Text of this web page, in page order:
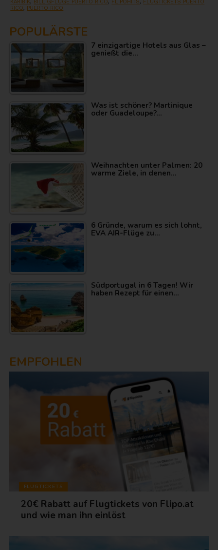
KARIBIK, BILLIGFLÜGE PUERTO RICO, FLIPOHITS, FLUGTICKETS PUERTO
RICO, PUERTO RICO
POPULÄRSTE
7 einzigartige Hotels aus Glas –
genießt die…
Was ist schöner? Martinique
oder Guadeloupe?…
Weihnachten unter Palmen: 20
warme Ziele, in denen…
6 Gründe, warum es sich lohnt,
EVA AIR-Flüge zu…
Südportugal in 6 Tagen! Wir
haben Rezept für einen…
EMPFOHLEN
FLUGTICKETS
20€ Rabatt auf Flugtickets von Flipo.at
und wie man ihn einlöst